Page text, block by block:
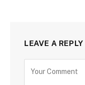
LEAVE A REPLY